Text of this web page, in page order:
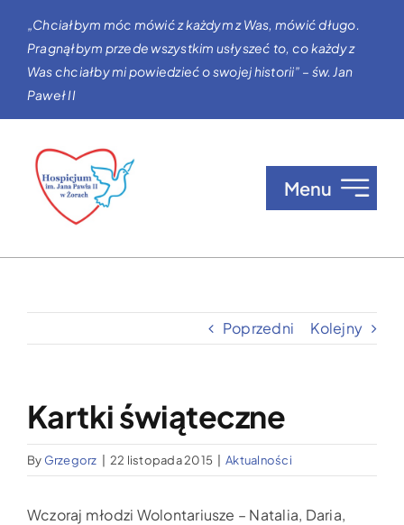
zawartości
„Chciałbym móc mówić z każdym z Was, mówić długo.
Pragnąłbym przede wszystkim usłyszeć to, co każdy z
Was chciałby mi powiedzieć o swojej historii” – św. Jan
Paweł II
Menu
Wypożyczalnia sprzętu medycznego
Aktualności
Poprzedni Kolejny
Kartki świąteczne
By Grzegorz 22 listopada 2015 Aktualności
Wczoraj młodzi Wolontariusze – Natalia, Daria,